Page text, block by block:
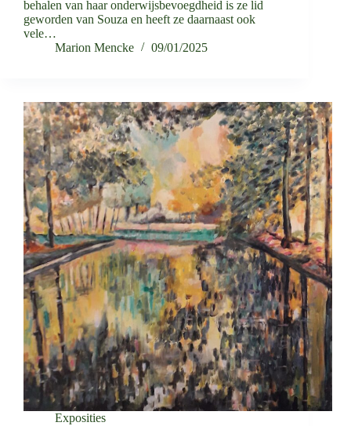
behalen van haar onderwijsbevoegdheid is ze lid
geworden van Souza en heeft ze daarnaast ook
vele…
Marion Mencke
09/01/2025
Exposities